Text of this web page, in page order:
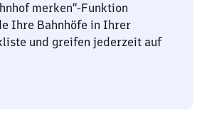
merken“-Funktion
Ihre Bahnhöfe in Ihrer
und greifen jederzeit auf